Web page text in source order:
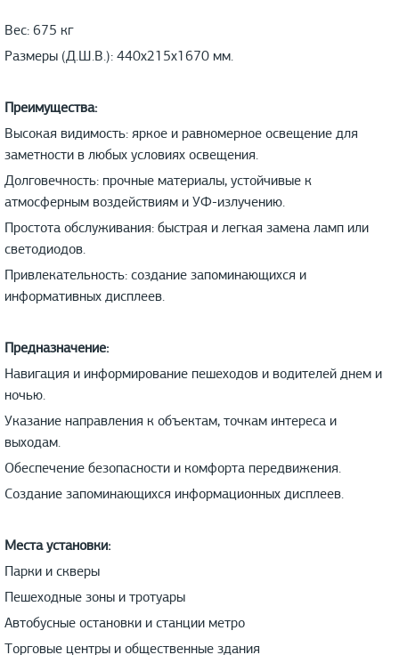
Вес: 675 кг
Размеры (Д.Ш.В.): 440х215х1670 мм.
Преимущества:
Высокая видимость: яркое и равномерное освещение для
заметности в любых условиях освещения.
Долговечность: прочные материалы, устойчивые к
атмосферным воздействиям и УФ-излучению.
Простота обслуживания: быстрая и легкая замена ламп или
светодиодов.
Привлекательность: создание запоминающихся и
информативных дисплеев.
Предназначение:
Навигация и информирование пешеходов и водителей днем и
ночью.
Указание направления к объектам, точкам интереса и
выходам.
Обеспечение безопасности и комфорта передвижения.
Создание запоминающихся информационных дисплеев.
Места установки:
Парки и скверы
Пешеходные зоны и тротуары
Автобусные остановки и станции метро
Торговые центры и общественные здания